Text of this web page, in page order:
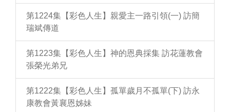
第1224集【彩色人生】親愛主一路引領(一) 訪簡
瑞斌傳道
第1223集【彩色人生】神的恩典採集 訪花蓮教會
張榮光弟兄
第1222集【彩色人生】孤單歲月不孤單(下) 訪永
康教會黃襄恩姊妹